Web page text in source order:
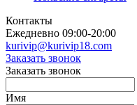
Контакты
Ежедневно 09:00-20:00
kurivip@kurivip18.com
Заказать звонок
Заказать звонок
Имя